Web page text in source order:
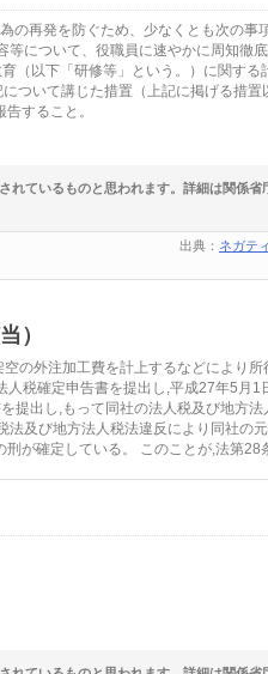
の再発を防ぐため、少なくとも次の事
について、役職員に速やかに周知徹
（以下「研修等」という。）に関する
ついて講じた措置（上記に掲げる措
すること。
れているものと思われます。詳細は関係
出典： ネガテ
）
の外注加工費を計上するなどにより
税確定申告書を提出し,平成27年5月
提出し,もって同社の法人税及び地方
及び地方法人税法違反により同社の
が確定している。 このことが,法第28